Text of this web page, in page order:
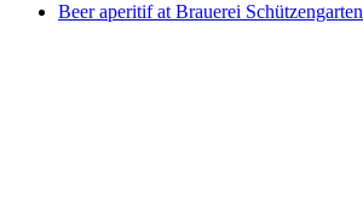
Beer aperitif at Brauerei Schützengarten